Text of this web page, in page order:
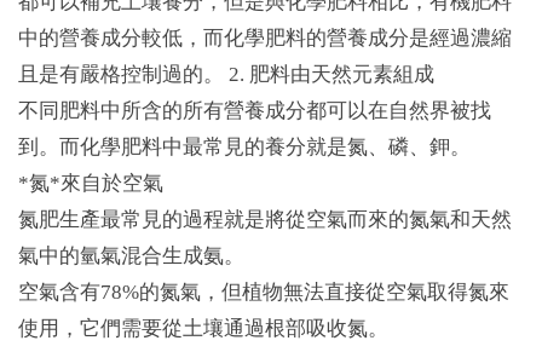
中的營養成分較低，而化學肥料的營養成分是經過濃縮
且是有嚴格控制過的。 2. 肥料由天然元素組成
不同肥料中所含的所有營養成分都可以在自然界被找
到。而化學肥料中最常見的養分就是氮、磷、鉀。
*氮*來自於空氣
氮肥生產最常見的過程就是將從空氣而來的氮氣和天然
氣中的氫氣混合生成氨。
空氣含有78%的氮氣，但植物無法直接從空氣取得氮來
使用，它們需要從土壤通過根部吸收氮。